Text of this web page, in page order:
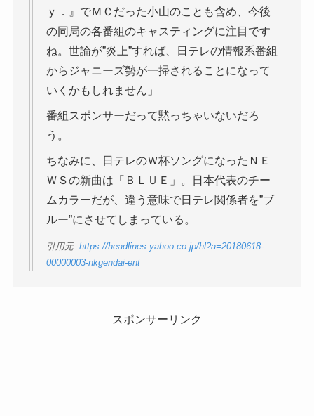
ｙ．』でＭＣだった小山のことも含め、今後
の同局の各番組のキャスティングに注目です
ね。世論が”炎上”すれば、日テレの情報系番組
からジャニーズ勢が一掃されることになって
いくかもしれません」
番組スポンサーだって黙っちゃいないだろ
う。
ちなみに、日テレのＷ杯ソングになったＮＥ
ＷＳの新曲は「ＢＬＵＥ」。日本代表のチー
ムカラーだが、違う意味で日テレ関係者を”ブ
ルー”にさせてしまっている。
引用元: https://headlines.yahoo.co.jp/hl?a=20180618-
00000003-nkgendai-ent
スポンサーリンク